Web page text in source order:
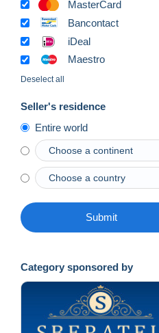
MasterCard
Bancontact
iDeal
Maestro
Deselect all
Seller's residence
Entire world
Submit
Category sponsored by